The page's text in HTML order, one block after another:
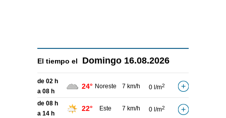
El tiempo el Domingo 16.08.2026
de 02 h
a 08 h
24° Noreste 7 km/h 0 l/m2
de 08 h
a 14 h
22° Este 7 km/h 0 l/m2